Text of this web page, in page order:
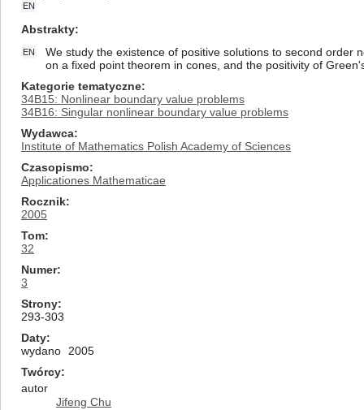
EN
Abstrakty
EN
We study the existence of positive solutions to second order
on a fixed point theorem in cones, and the positivity of
Kategorie tematyczne
34B15: Nonlinear boundary value problems
34B16: Singular nonlinear boundary value problems
Wydawca
Institute of Mathematics Polish Academy of Sciences
Czasopismo
Applicationes Mathematicae
Rocznik
2005
Tom
32
Numer
3
Strony
293-303
Daty
wydano
2005
Twórcy
autor
Jifeng Chu